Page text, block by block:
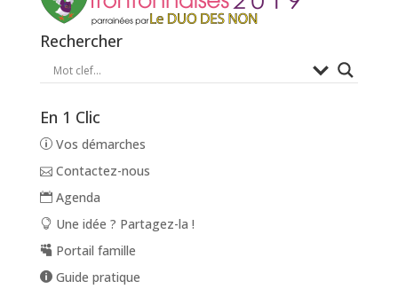
Rechercher
En 1 Clic
Vos démarches
Contactez-nous
Agenda
Une idée ? Partagez-la !
Portail famille
Guide pratique